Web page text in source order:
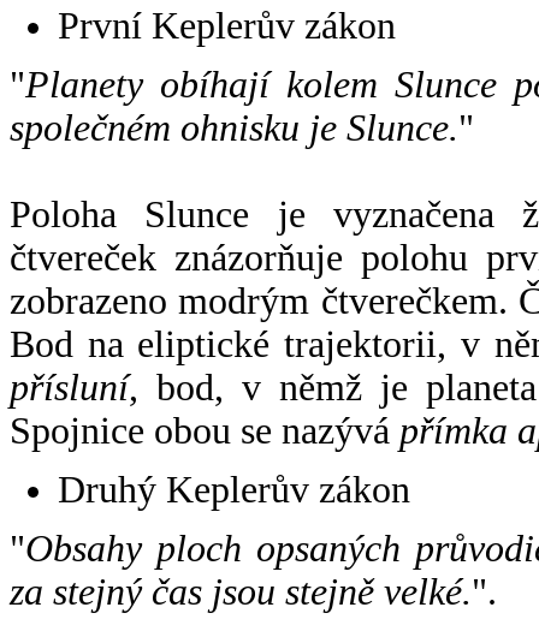
První Keplerův zákon
"Planety obíhají kolem Slunce
společném ohnisku je Slunce."
Poloha Slunce je vyznačena
čtvereček znázorňuje polohu
zobrazeno modrým čtverečkem.
Bod na eliptické trajektorii, v
přísluní, bod, v němž je
Spojnice obou se nazývá přímka
Druhý Keplerův zákon
"Obsahy ploch opsaných
za stejný čas jsou stejně velké.".